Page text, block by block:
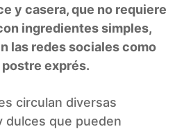
y casera, que no requiere
ingredientes simples,
las redes sociales como
exprés.
circulan diversas
dulces que pueden